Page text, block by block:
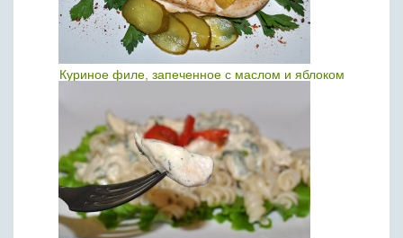
Куриное филе, запеченное с маслом и яблоком